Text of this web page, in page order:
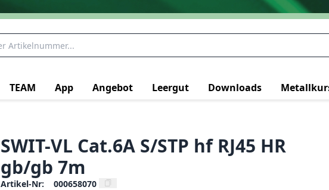
TEAM App Angebot Leergut Downloads
SWIT-VL Cat.6A S/STP hf RJ45 HR
gb/gb 7m
Artikel-Nr: 000658070